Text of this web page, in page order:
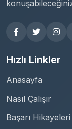
Hızlı Linkler
Anasayfa
Nasıl Çalışır
Başarı Hikayeleri